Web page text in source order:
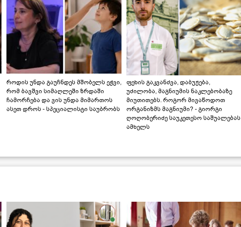
როდის უნდა გაუჩნდეს მშობელს ეჭვი,
რომ ბავშვი სიმაღლეში ზრდაში
ჩამორჩება და ვის უნდა მიმართოს
ასეთ დროს - სპეციალისტი საუბრობს
ფეხის გაკვანძვა, დაბუჟება,
უძილობა, მაგნიუმის ნაკლებობაზე
მიუთითებს. როგორ მივაწოდოთ
ორგანიზმს მაგნიუმი? - გიორგი
ღოღობერიძე საუკეთესო საშუალებას
ამხელს